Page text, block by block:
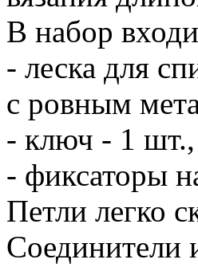
В набор
- леска для
с ровным
- ключ - 1 шт.,
- фиксаторы
Петли легко
Соединители